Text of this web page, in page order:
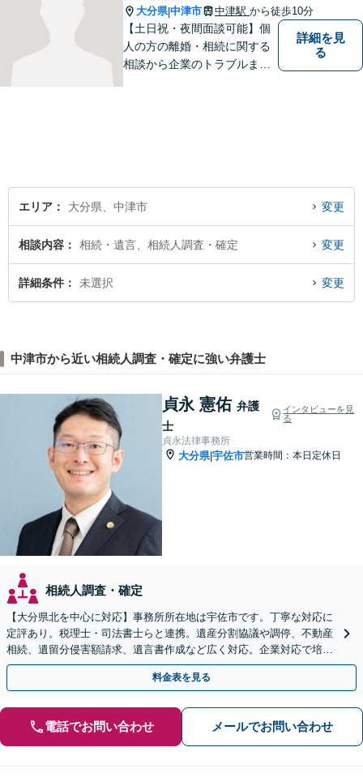
大分県|中津市 中津駅 から徒歩10分
【土日祝・夜間面談可能】個
人の方の離婚・相続に関する
相談から企業のトラブルまで
詳細を見
る
エリア 大分県、中津市 変更
相談内容 相続・遺言、相続人調査・確定 変更
詳細条件 未選択 変更
中津市から近い相続人調査・確定に強い弁護士
貞永 憲佑 弁護
士
インタビューを見
る
貞永法律事務所
大分県|宇佐市営業時間：本日定休日
相続人調査・確定
【大分県北を中心に対応】事務所所在地は宇佐市です。丁寧な対応に
定評あり。税理士・司法書士らと連携。遺産分割協議や調停、不動産
相続、遺留分侵害額請求、遺言書作成など広く対応。企業対応で培っ
た根回し・交渉力で円滑な解決を全力でサポートいたします
料金表を見る
電話でお問い合わせ メールでお問い合わせ